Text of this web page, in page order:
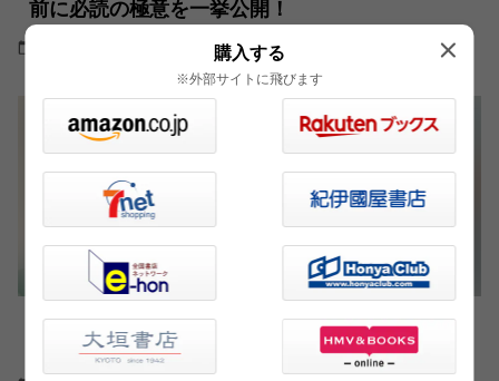
前に必読の極意を一挙公開！
特集
藍鼠、瓶覗、鉄御納戸…どんな「色」かご存知で
すか？ 江戸の色彩から生まれる人情物語
購入する
※外部サイトに飛びます